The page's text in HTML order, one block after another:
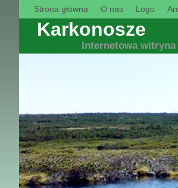
Strona główna O nas Logo
Karkonosze
Internetowa witryna